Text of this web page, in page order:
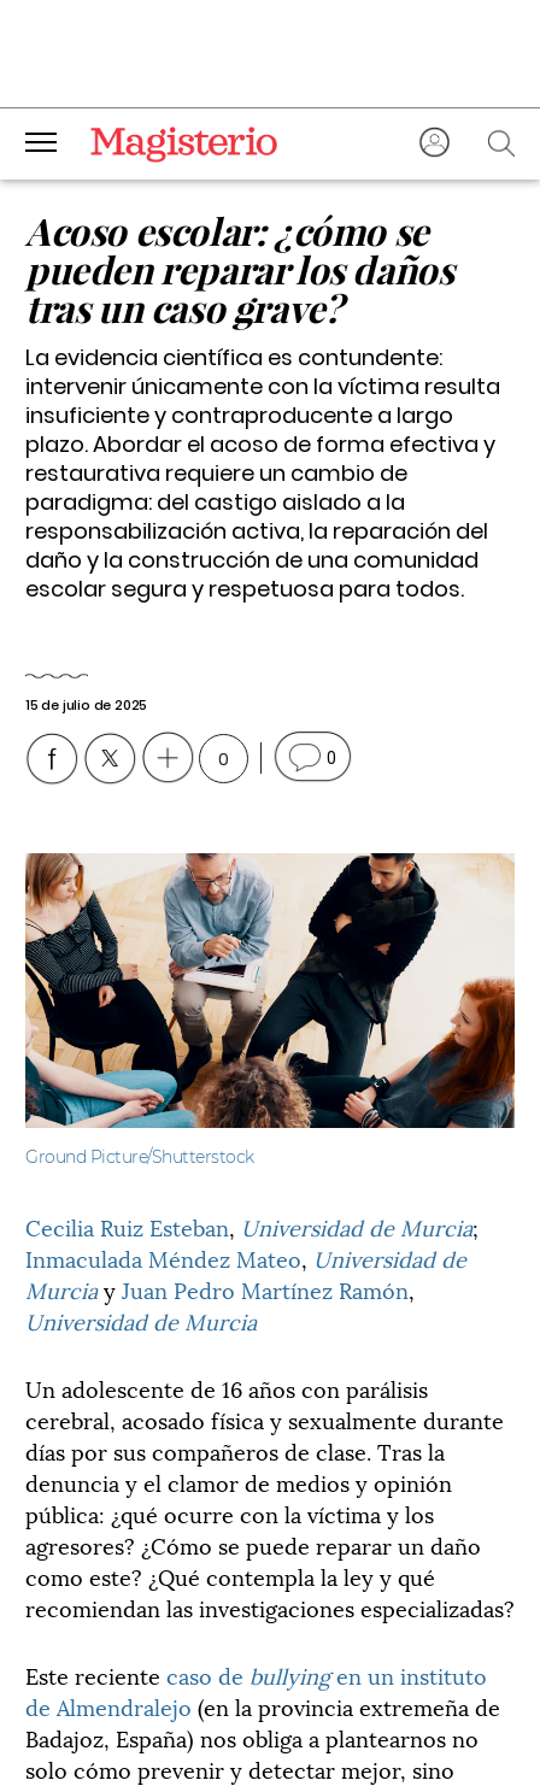
Acoso escolar: ¿cómo se
pueden reparar los daños
tras un caso grave?
La evidencia científica es contundente:
intervenir únicamente con la víctima resulta
insuficiente y contraproducente a largo
plazo. Abordar el acoso de forma efectiva y
restaurativa requiere un cambio de
paradigma: del castigo aislado a la
responsabilización activa, la reparación del
daño y la construcción de una comunidad
escolar segura y respetuosa para todos.
15 de julio de 2025
0 0
Ground Picture/Shutterstock
Cecilia Ruiz Esteban, Universidad de Murcia;
Inmaculada Méndez Mateo, Universidad de
MurciayJuan Pedro Martínez Ramón,
Universidad de Murcia
Un adolescente de 16 años con parálisis
cerebral, acosado física y sexualmente durante
días por sus compañeros de clase. Tras la
denuncia y el clamor de medios y opinión
pública: ¿qué ocurre con la víctima y los
agresores? ¿Cómo se puede reparar un daño
como este? ¿Qué contempla la ley y qué
recomiendan las investigaciones especializadas?
Este reciente caso de bullyingen un instituto
de Almendralejo (en la provincia extremeña de
Badajoz, España) nos obliga a plantearnos no
solo cómo prevenir y detectar mejor, sino